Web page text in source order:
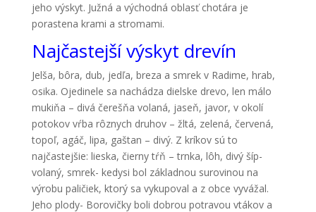
jeho výskyt. Južná a východná oblasť chotára je
porastena krami a stromami.
Najčastejší výskyt drevín
Jelša, bôra, dub, jedľa, breza a smrek v Radime, hrab,
osika. Ojedinele sa nachádza dielske drevo, len málo
mukiňa – divá čerešňa volaná, jaseň, javor, v okolí
potokov vŕba rôznych druhov – žltá, zelená, červená,
topoľ, agáč, lipa, gaštan – divý. Z kríkov sú to
najčastejšie: lieska, čierny tŕň – trnka, lôh, divý šíp-
volaný, smrek- kedysi bol základnou surovinou na
výrobu paličiek, ktorý sa vykupoval a z obce vyvážal.
Jeho plody- Borovičky boli dobrou potravou vtákov a